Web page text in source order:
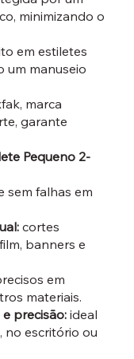
minimizando o
em estiletes
um manuseio
marca
garante
Pequeno 2-
sem falhas em
cortes
banners e
em
materiais.
precisão:ideal
no escritório ou